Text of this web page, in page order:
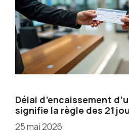
Délai d’encaissement
signifie la règle des 21
25 mai 2026